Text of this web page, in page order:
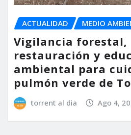
ACTUALIDAD MEDIO
Vigilancia forestal,
restauración y
ambiental para
pulmón verde de
torrent al dia Ago 4,